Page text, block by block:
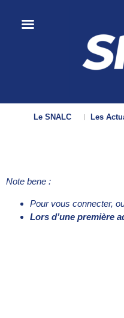
Le SNALC Les
Note bene :
Pour vous connecter,
Lors d’une première